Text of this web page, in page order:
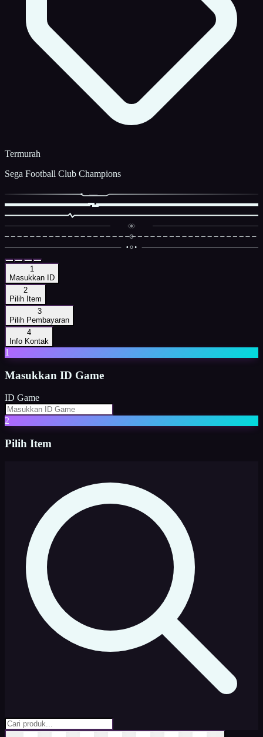
Termurah
Sega Football Club Champions
1
Masukkan ID
2
Pilih Item
3
Pilih Pembayaran
4
Info Kontak
1
Masukkan ID Game
ID Game
2
Pilih Item